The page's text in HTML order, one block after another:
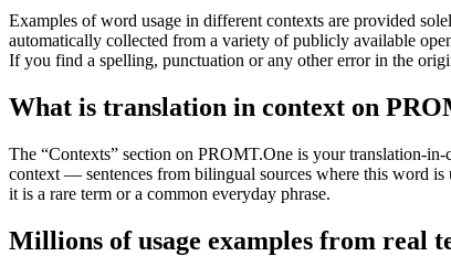
Examples of word usage in different contexts are provided
automatically collected from a variety of publicly available
If you find a spelling, punctuation or any other error in the
What is translation in context on
The “Contexts” section on PROMT.One is your translation-
context — sentences from bilingual sources where this word is
it is a rare term or a common everyday phrase.
Millions of usage examples from real